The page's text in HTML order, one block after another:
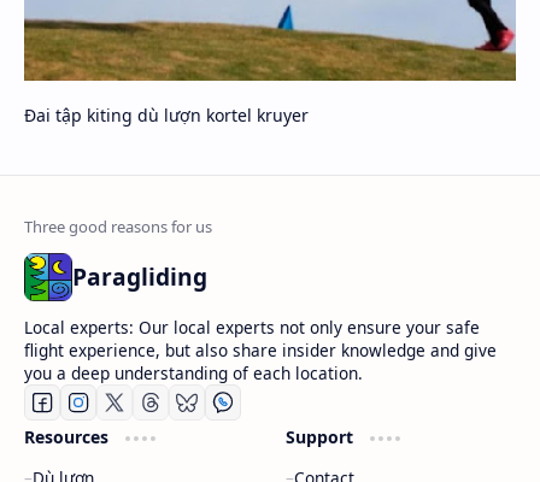
Đai tập kiting dù lượn kortel kruyer
Paragliding
Local experts: Our local experts not only ensure your safe
flight experience, but also share insider knowledge and give
you a deep understanding of each location.
Resources
Dù lượn
Support
Contact